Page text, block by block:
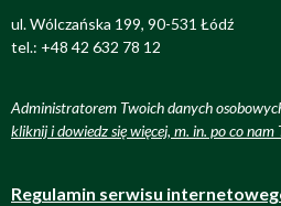
ul. Wólczańska 199, 90-531 Łódź
tel.: +48 42 632 78 12
Administratorem Twoich danych
kliknij i dowiedz się więcej, m. in. po co
Regulamin serwisu